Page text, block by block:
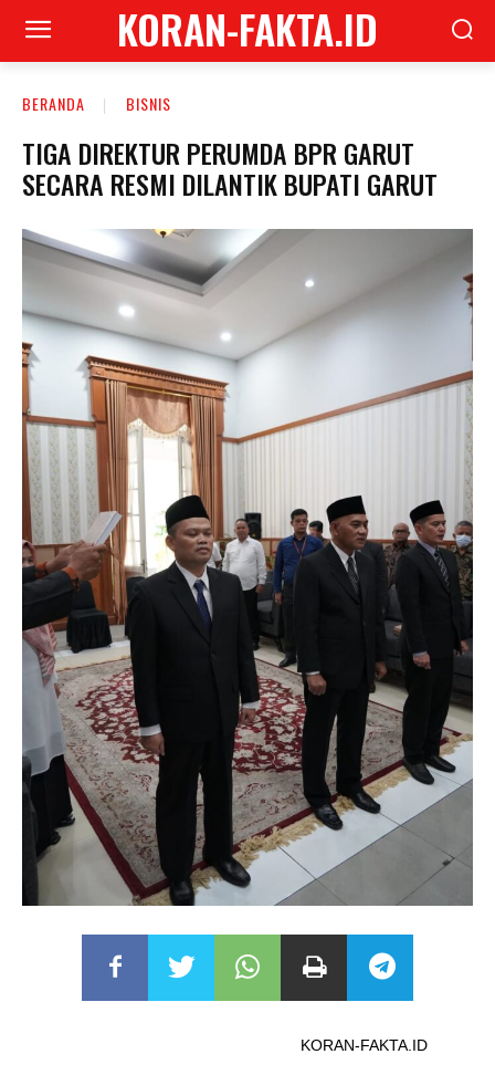
KORAN-FAKTA.ID
BERANDA BISNIS
TIGA DIREKTUR PERUMDA BPR GARUT
SECARA RESMI DILANTIK BUPATI GARUT
KORAN-FAKTA.ID